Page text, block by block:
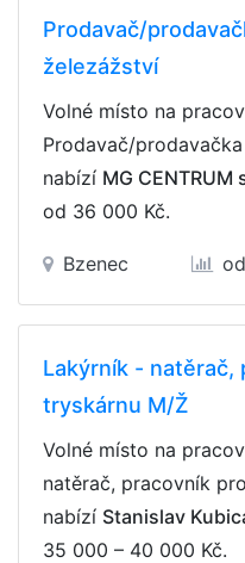
Prodavač/
železážství
Volné místo na
Prodavač/
nabízí MG CENTRUM
od 36 000 Kč.
Bzenec
Lakýrník - natěrač,
tryskárnu M/Ž
Volné místo na
natěrač, pracovník
nabízí Stanislav
35 000 – 40 000 Kč.